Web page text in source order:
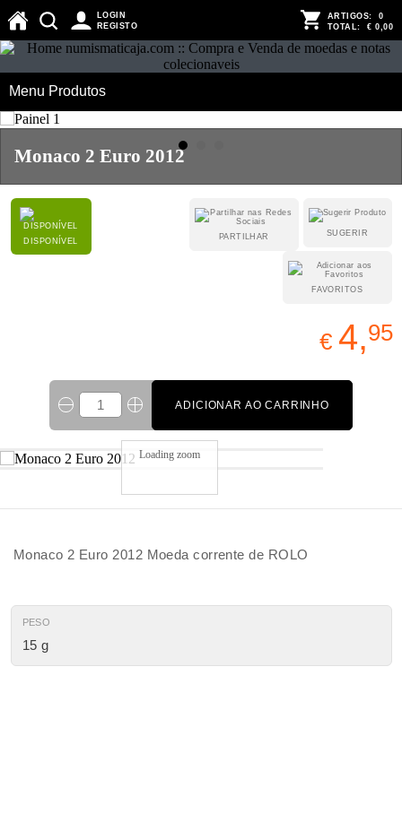
LOGIN
REGISTO
ARTIGOS: 0
TOTAL: € 0,00
Menu Produtos
Monaco 2 Euro 2012
DISPONÍVEL
SUGERIR
PARTILHAR
FAVORITOS
€ 4,95
ADICIONAR AO CARRINHO
Loading zoom
Monaco 2 Euro 2012 Moeda corrente de ROLO
PESO
15 g